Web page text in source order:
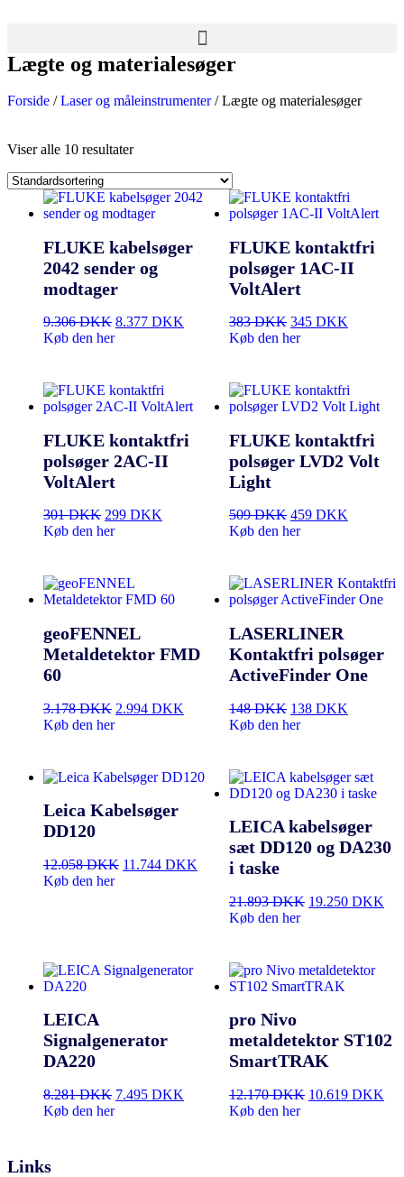
Lægte og materialesøger
Forside /Laser og måleinstrumenter/ Lægte og materialesøger
Viser alle 10 resultater
FLUKE kabelsøger
2042 sender og
modtager
9.306DKK 8.377 DKK
Køb den her
FLUKE kontaktfri
polsøger 1AC-II
VoltAlert
383DKK 345 DKK
Køb den her
FLUKE kontaktfri
polsøger 2AC-II
VoltAlert
301DKK 299 DKK
Køb den her
FLUKE kontaktfri
polsøger LVD2 Volt
Light
509DKK 459 DKK
Køb den her
geoFENNEL
Metaldetektor FMD
60
3.178DKK 2.994 DKK
Køb den her
LASERLINER
Kontaktfri polsøger
ActiveFinder One
148DKK 138 DKK
Køb den her
Leica Kabelsøger
DD120
12.058DKK 11.744 DKK
Køb den her
LEICA kabelsøger
sæt DD120 og DA230
i taske
21.893DKK 19.250 DKK
Køb den her
LEICA
Signalgenerator
DA220
8.281DKK 7.495 DKK
Køb den her
pro Nivo
metaldetektor ST102
SmartTRAK
12.170DKK 10.619 DKK
Køb den her
Links